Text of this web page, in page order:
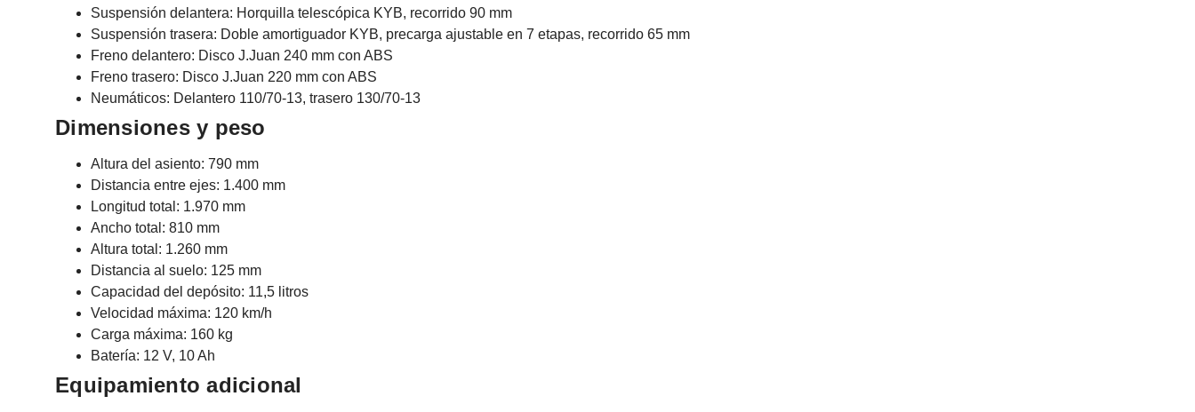
Suspensión delantera: Horquilla telescópica KYB, recorrido 90 mm
Suspensión trasera: Doble amortiguador KYB, precarga ajustable en 7 etapas, recorrido 65 mm
Freno delantero: Disco J.Juan 240 mm con ABS
Freno trasero: Disco J.Juan 220 mm con ABS
Neumáticos: Delantero 110/70-13, trasero 130/70-13
Dimensiones y peso
Altura del asiento: 790 mm
Distancia entre ejes: 1.400 mm
Longitud total: 1.970 mm
Ancho total: 810 mm
Altura total: 1.260 mm
Distancia al suelo: 125 mm
Capacidad del depósito: 11,5 litros
Velocidad máxima: 120 km/h
Carga máxima: 160 kg
Batería: 12 V, 10 Ah
Equipamiento adicional